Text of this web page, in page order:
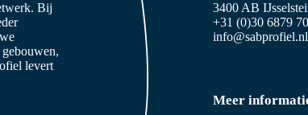
Bij
levert
3400 AB
+31 (0)30 6879
info@sabprofiel.nl
Meer